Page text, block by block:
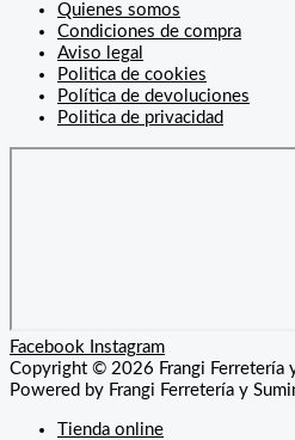
Quienes somos
Condiciones de compra
Aviso legal
Politica de cookies
Política de devoluciones
Politica de privacidad
Facebook
Instagram
Copyright © 2026 Frangi Ferretería
Powered by Frangi Ferretería y
Tienda online